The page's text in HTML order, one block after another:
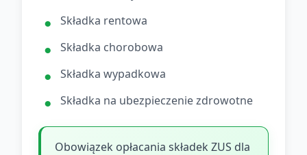
Składka rentowa
Składka chorobowa
Składka wypadkowa
Składka na ubezpieczenie zdrowotne
Obowiązek opłacania składek ZUS dla